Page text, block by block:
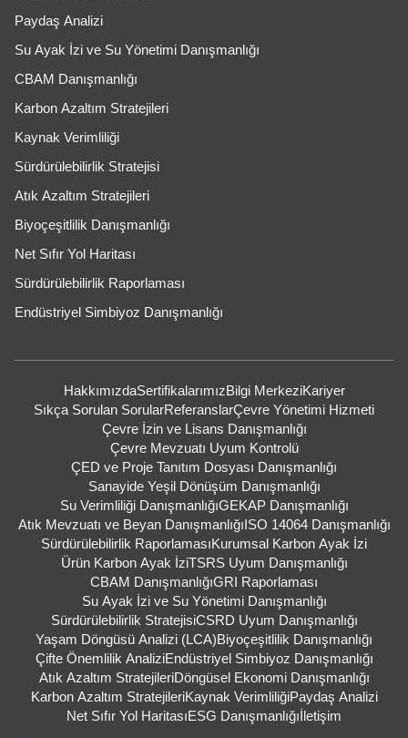
Paydaş Analizi
Su Ayak İzi ve Su Yönetimi Danışmanlığı
CBAM Danışmanlığı
Karbon Azaltım Stratejileri
Kaynak Verimliliği
Sürdürülebilirlik Stratejisi
Atık Azaltım Stratejileri
Biyoçeşitlilik Danışmanlığı
Net Sıfır Yol Haritası
Sürdürülebilirlik Raporlaması
Endüstriyel Simbiyoz Danışmanlığı
HakkımızdaSertifikalarımızBilgi MerkeziKariyer
Sıkça Sorulan SorularReferanslarÇevre Yönetimi Hizmeti
Çevre İzin ve Lisans Danışmanlığı
Çevre Mevzuatı Uyum Kontrolü
ÇED ve Proje Tanıtım Dosyası Danışmanlığı
Sanayide Yeşil Dönüşüm Danışmanlığı
Su Verimliliği DanışmanlığıGEKAP Danışmanlığı
Atık Mevzuatı ve Beyan DanışmanlığıISO 14064 Danışmanlığı
Sürdürülebilirlik RaporlamasıKurumsal Karbon Ayak İzi
Ürün Karbon Ayak İziTSRS Uyum Danışmanlığı
CBAM DanışmanlığıGRI Raporlaması
Su Ayak İzi ve Su Yönetimi Danışmanlığı
Sürdürülebilirlik StratejisiCSRD Uyum Danışmanlığı
Yaşam Döngüsü Analizi (LCA)Biyoçeşitlilik Danışmanlığı
Çifte Önemlilik AnaliziEndüstriyel Simbiyoz Danışmanlığı
Atık Azaltım StratejileriDöngüsel Ekonomi Danışmanlığı
Karbon Azaltım StratejileriKaynak VerimliliğiPaydaş Analizi
Net Sıfır Yol HaritasıESG Danışmanlığıİletişim